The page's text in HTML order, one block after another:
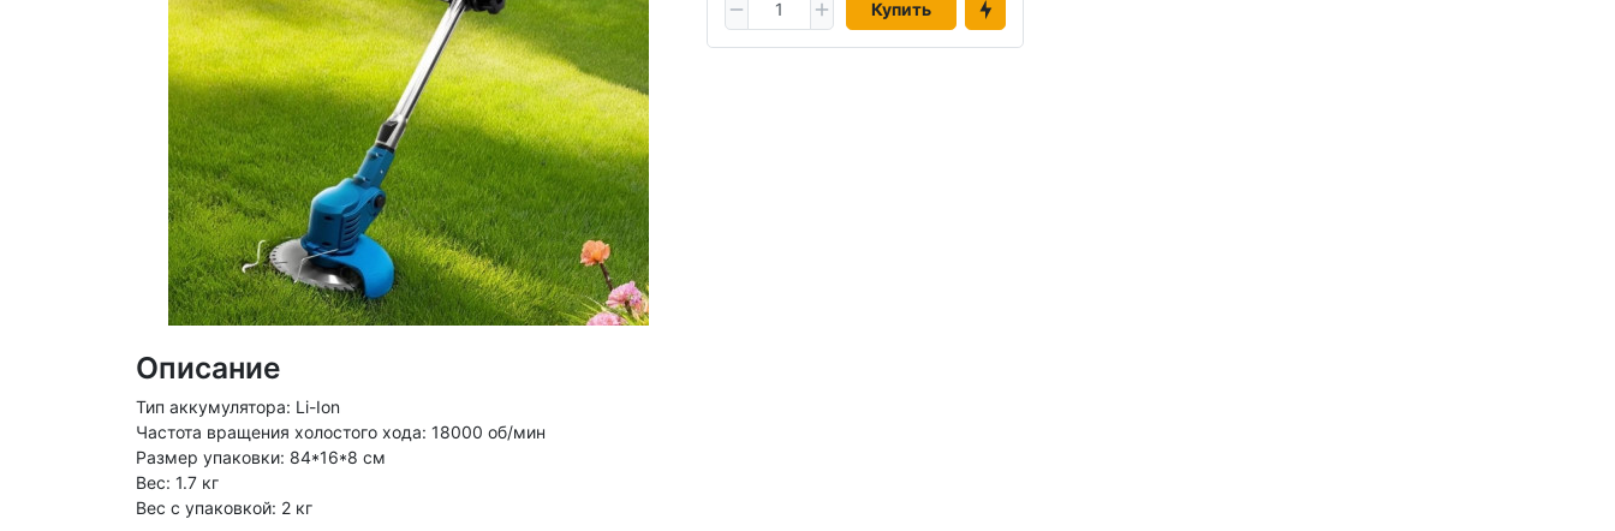
Купить
Описание
Тип аккумулятора: Li-Ion
Частота вращения холостого хода: 18000 об/мин
Размер упаковки: 84*16*8 см
Вес: 1.7 кг
Вес с упаковкой: 2 кг